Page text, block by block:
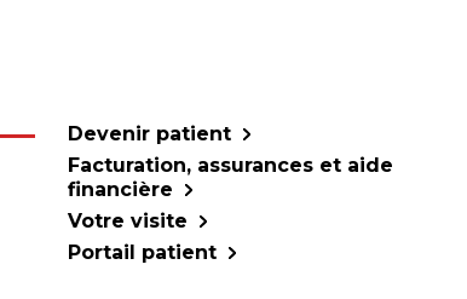
Devenir patient
Facturation, assurances et aide
financière
Votre visite
Portail patient